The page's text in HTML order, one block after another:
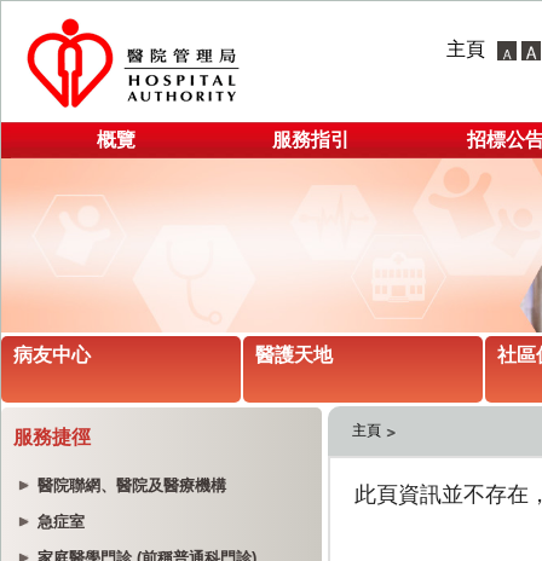
主頁
概覽 服務指引 招標公
病友中心 醫護天地 社區
服務捷徑
醫院聯網、醫院及醫療機構
急症室
主頁